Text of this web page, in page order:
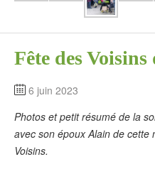
Fête des
6 juin 2023
Photos et petit résumé de la
avec son époux Alain de
Voisins.